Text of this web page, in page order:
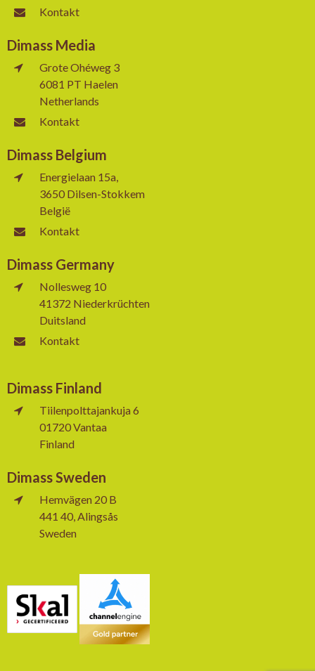
Kontakt
Dimass Media
Grote Ohéweg 3
6081 PT Haelen
Netherlands
Kontakt
Dimass Belgium
Energielaan 15a,
3650 Dilsen-Stokkem
België
Kontakt
Dimass Germany
Nollesweg 10
41372 Niederkrüchten
Duitsland
Kontakt
Dimass Finland
Tiilenpolttajankuja 6
01720 Vantaa
Finland
Dimass Sweden
Hemvägen 20 B
441 40, Alingsås
Sweden